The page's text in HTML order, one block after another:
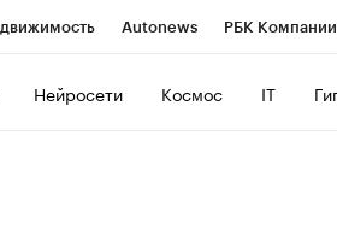
Autonews РБК Компании
Нейросети Космос IT